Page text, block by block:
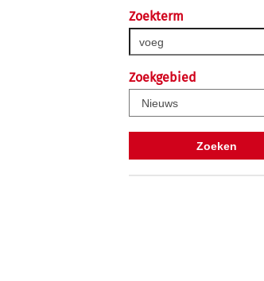
Zoekterm
Zoekgebied